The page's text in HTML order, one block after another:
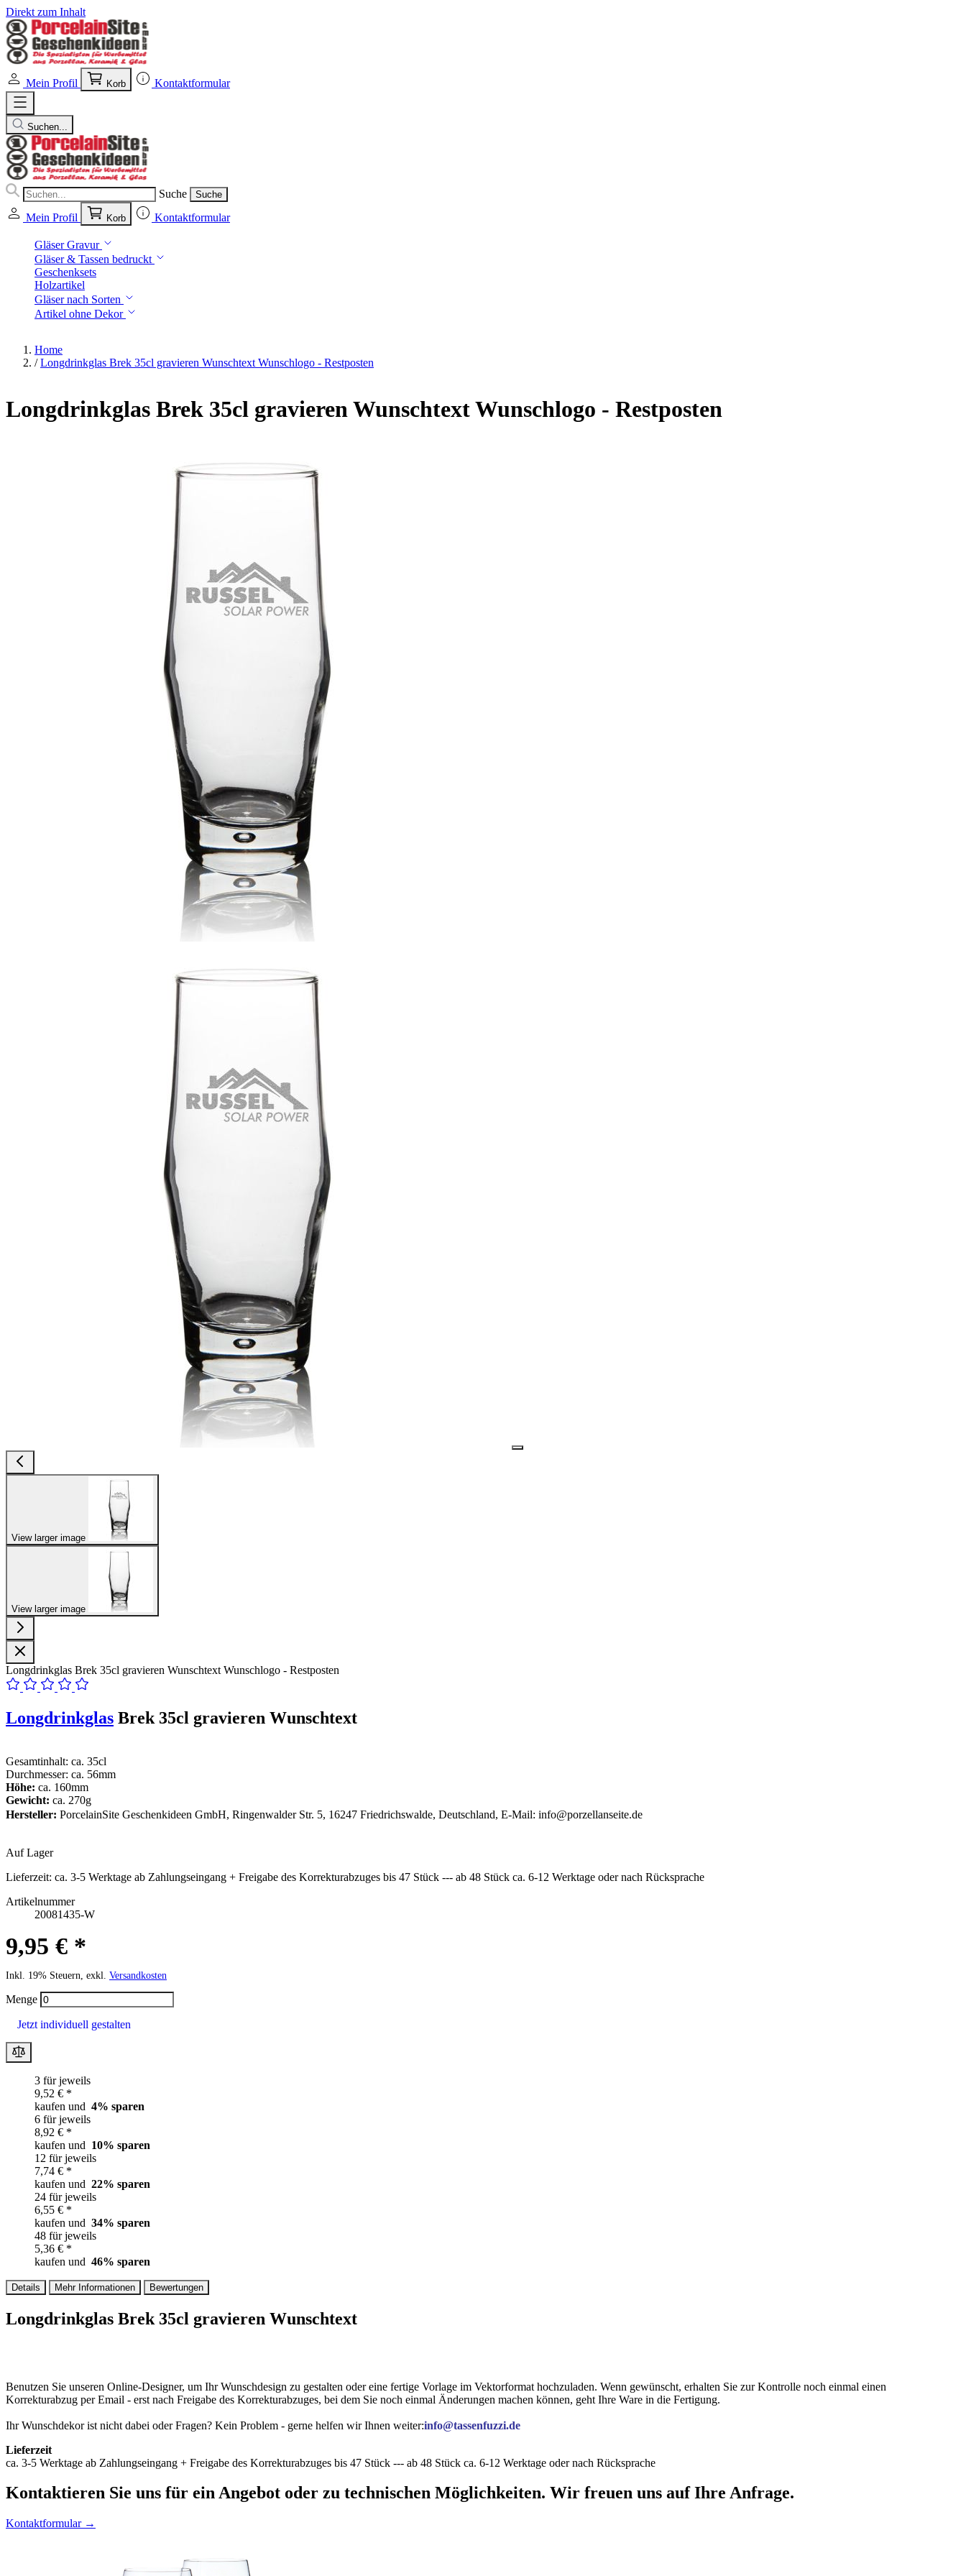
Direkt zum Inhalt
Mein Profil Korb Kontaktformular
Suchen...
Suche Suche
Mein Profil Korb Kontaktformular
Gläser Gravur
Gläser & Tassen bedruckt
Geschenksets
Holzartikel
Gläser nach Sorten
Artikel ohne Dekor
Home
/ Longdrinkglas Brek 35cl gravieren Wunschtext Wunschlogo - Restposten
Longdrinkglas Brek 35cl gravieren Wunschtext Wunschlogo - Restposten
View larger image
View larger image
Longdrinkglas Brek 35cl gravieren Wunschtext Wunschlogo - Restposten
Longdrinkglas Brek 35cl gravieren Wunschtext
Gesamtinhalt: ca. 35cl
Durchmesser: ca. 56mm
Höhe: ca. 160mm
Gewicht: ca. 270g
Hersteller: PorcelainSite Geschenkideen GmbH, Ringenwalder Str. 5, 16247 Friedrichswalde, Deutschland, E-Mail: info@porzellanseite.de
Auf Lager
Lieferzeit: ca. 3-5 Werktage ab Zahlungseingang + Freigabe des Korrekturabzuges bis 47 Stück --- ab 48 Stück ca. 6-12 Werktage oder nach Rücksprache
Artikelnummer
20081435-W
9,95 € *
Inkl. 19% Steuern, exkl. Versandkosten
Menge
Jetzt individuell gestalten
3 für jeweils
9,52 € *
kaufen und 4% sparen
6 für jeweils
8,92 € *
kaufen und 10% sparen
12 für jeweils
7,74 € *
kaufen und 22% sparen
24 für jeweils
6,55 € *
kaufen und 34% sparen
48 für jeweils
5,36 € *
kaufen und 46% sparen
Details Mehr Informationen Bewertungen
Longdrinkglas Brek 35cl gravieren Wunschtext
Benutzen Sie unseren Online-Designer, um Ihr Wunschdesign zu gestalten oder eine fertige Vorlage im Vektorformat hochzuladen. Wenn gewünscht, erhalten Sie zur Kontrolle noch einmal einen
Korrekturabzug per Email - erst nach Freigabe des Korrekturabzuges, bei dem Sie noch einmal Änderungen machen können, geht Ihre Ware in die Fertigung.
Ihr Wunschdekor ist nicht dabei oder Fragen? Kein Problem - gerne helfen wir Ihnen weiter:info@tassenfuzzi.de
Lieferzeit
ca. 3-5 Werktage ab Zahlungseingang + Freigabe des Korrekturabzuges bis 47 Stück --- ab 48 Stück ca. 6-12 Werktage oder nach Rücksprache
Kontaktieren Sie uns für ein Angebot oder zu technischen Möglichkeiten. Wir freuen uns auf Ihre Anfrage.
Kontaktformular →